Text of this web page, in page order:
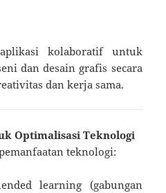
kolaboratif untuk
dan desain grafis secara
dan kerja sama.
Optimalisasi Teknologi
teknologi:
learning (gabungan